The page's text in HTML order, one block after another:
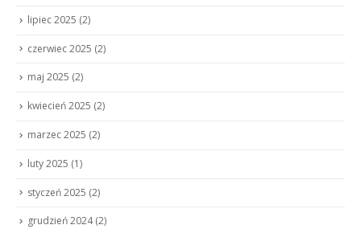
lipiec 2025 (2)
czerwiec 2025 (2)
maj 2025 (2)
kwiecień 2025 (2)
marzec 2025 (2)
luty 2025 (1)
styczeń 2025 (2)
grudzień 2024(2)